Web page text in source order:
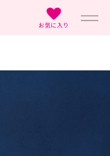
お気に入り